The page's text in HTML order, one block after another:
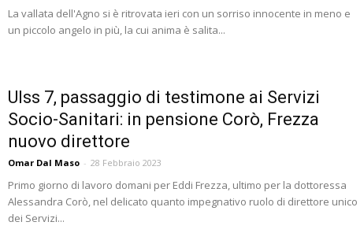
La vallata dell'Agno si è ritrovata ieri con un sorriso innocente in meno e
un piccolo angelo in più, la cui anima è salita...
Ulss 7, passaggio di testimone ai Servizi
Socio-Sanitari: in pensione Corò, Frezza
nuovo direttore
Omar Dal Maso - 28 Febbraio 2023
Primo giorno di lavoro domani per Eddi Frezza, ultimo per la dottoressa
Alessandra Corò, nel delicato quanto impegnativo ruolo di direttore unico
dei Servizi...